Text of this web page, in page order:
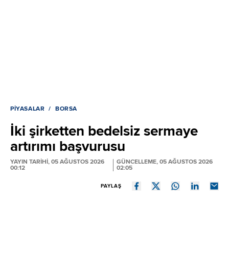
PIYASALAR BORSA
İki şirketten bedelsiz sermaye
artırımı başvurusu
YAYIN TARİHİ, 05 AĞUSTOS 2026
00:12
GÜNCELLEME, 05 AĞUSTOS 2026
02:05
PAYLAŞ